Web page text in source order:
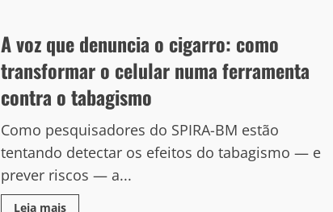
A voz que denuncia o cigarro: como
transformar o celular numa ferramenta
contra o tabagismo
Como pesquisadores do SPIRA-BM estão
tentando detectar os efeitos do tabagismo — e
prever riscos — a...
Leia mais